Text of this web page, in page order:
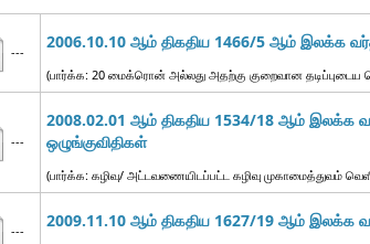
--- 2006.10.10 ஆம் திகதிய 1466/5 ஆம் இலக்க
(பார்க்க: 20 மைக்ரொன் அல்லது அதற்கு குறைவான
---
2008.02.01 ஆம் திகதிய 1534/18 ஆம் இலக்க
ஒழுங்குவிதிகள்
(பார்க்க: கழிவு/ அட்டவணையிடப்பட்ட கழிவு முகாமைத்துவம்
--- 2009.11.10 ஆம் திகதிய 1627/19 ஆம் இலக்க